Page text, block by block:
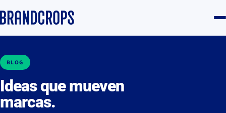
BLOG
Ideas que mueven
marcas.